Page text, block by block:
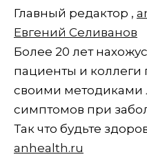
Главный редактор ,
Евгений Селиванов
Более 20 лет
пациенты и коллеги
своими методиками
симптомов при
Так что будьте
anhealth.ru